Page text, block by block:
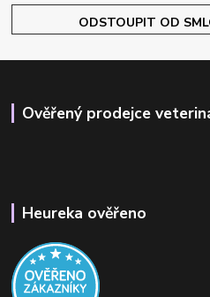
ODSTOUPIT OD
Ověřený prodejce
Heureka ověřeno